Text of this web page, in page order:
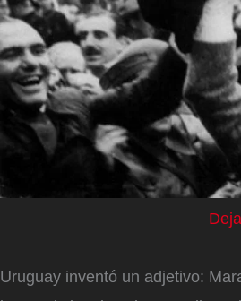
Uruguay inventó un adjetivo: